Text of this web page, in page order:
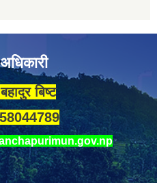
बिष्ट